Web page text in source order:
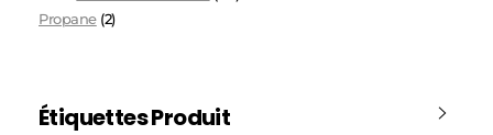
Propane (2)
Étiquettes Produit